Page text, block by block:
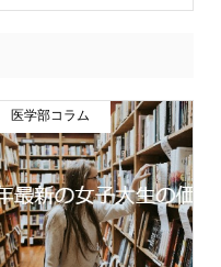
医学部コラム